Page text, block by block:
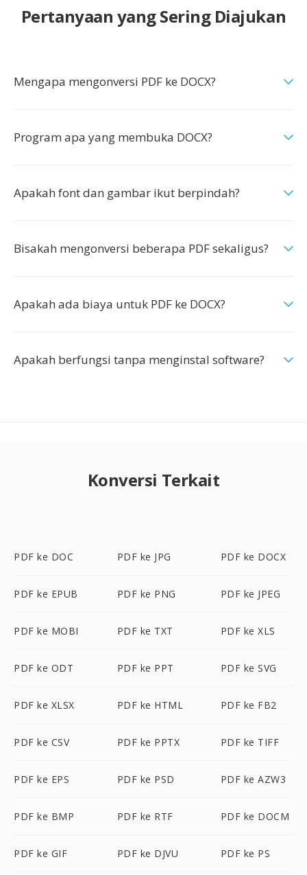
Pertanyaan yang Sering Diajukan
Mengapa mengonversi PDF ke DOCX?
Program apa yang membuka DOCX?
Apakah font dan gambar ikut berpindah?
Bisakah mengonversi beberapa PDF sekaligus?
Apakah ada biaya untuk PDF ke DOCX?
Apakah berfungsi tanpa menginstal software?
Konversi Terkait
PDF ke DOC PDF ke JPG PDF ke DOCX
PDF ke EPUB PDF ke PNG PDF ke JPEG
PDF ke MOBI PDF ke TXT PDF ke XLS
PDF ke ODT PDF ke PPT PDF ke SVG
PDF ke XLSX PDF ke HTML PDF ke FB2
PDF ke CSV PDF ke PPTX PDF ke TIFF
PDF ke EPS PDF ke PSD PDF ke AZW3
PDF ke BMP PDF ke RTF PDF ke DOCM
PDF ke GIF PDF ke DJVU PDF ke PS